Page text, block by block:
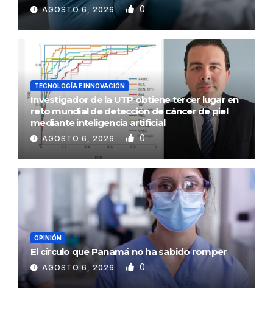
AGOSTO 6, 2026 0
TECNOLOGÍA E INNOVACIÓN
Investigador de la UTP obtiene tercer lugar en
reto mundial de detección de cáncer de piel
mediante inteligencia artificial
AGOSTO 6, 2026 0
OPINIÓN
El círculo que Panamá no ha sabido romper
AGOSTO 6, 2026 0